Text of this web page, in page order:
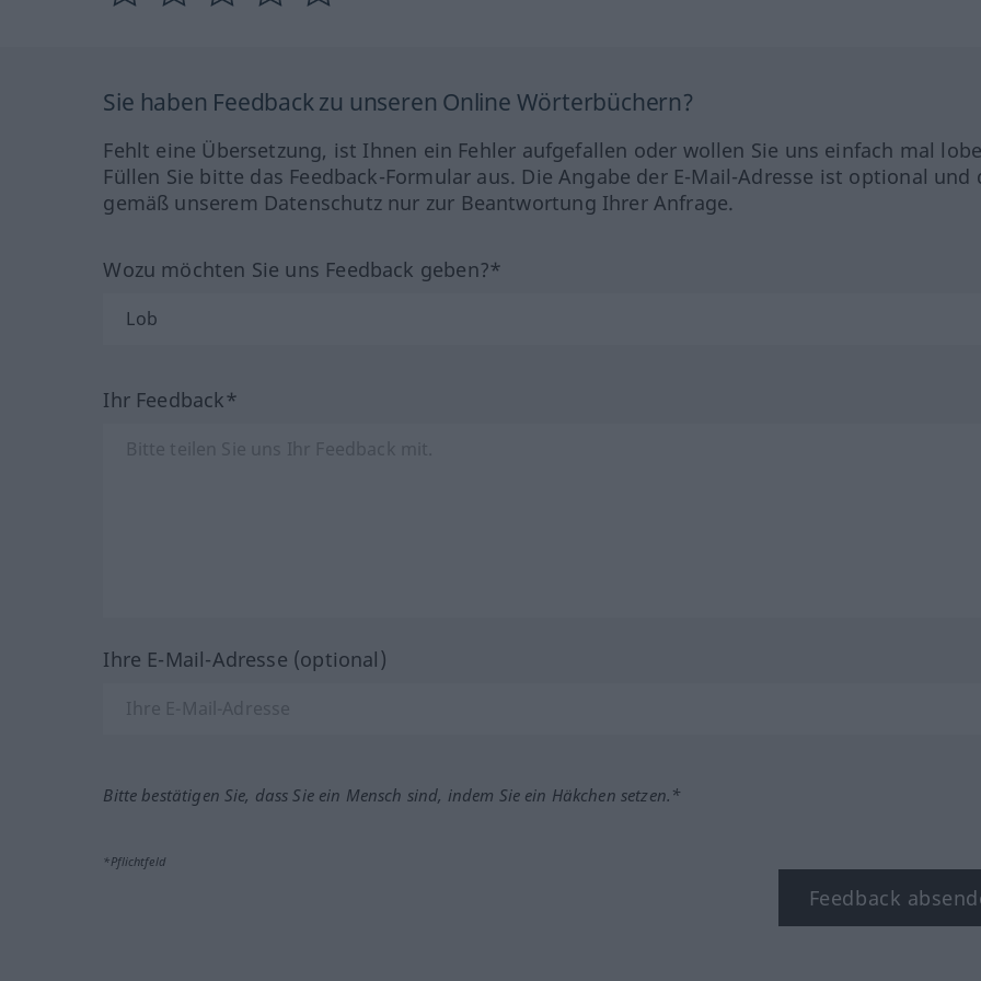
Sie haben Feedback zu unseren Online Wörterbüchern?
Fehlt eine Übersetzung, ist Ihnen ein Fehler aufgefallen oder wollen Sie uns einfach mal
Füllen Sie bitte das Feedback-Formular aus. Die Angabe der E-Mail-Adresse ist optional und
gemäß unserem Datenschutz nur zur Beantwortung Ihrer Anfrage.
Wozu möchten Sie uns Feedback geben?*
Ihr Feedback*
Ihre E-Mail-Adresse (optional)
Bitte bestätigen Sie, dass Sie ein Mensch sind, indem Sie ein Häkchen setzen.*
*Pflichtfeld
Feedback